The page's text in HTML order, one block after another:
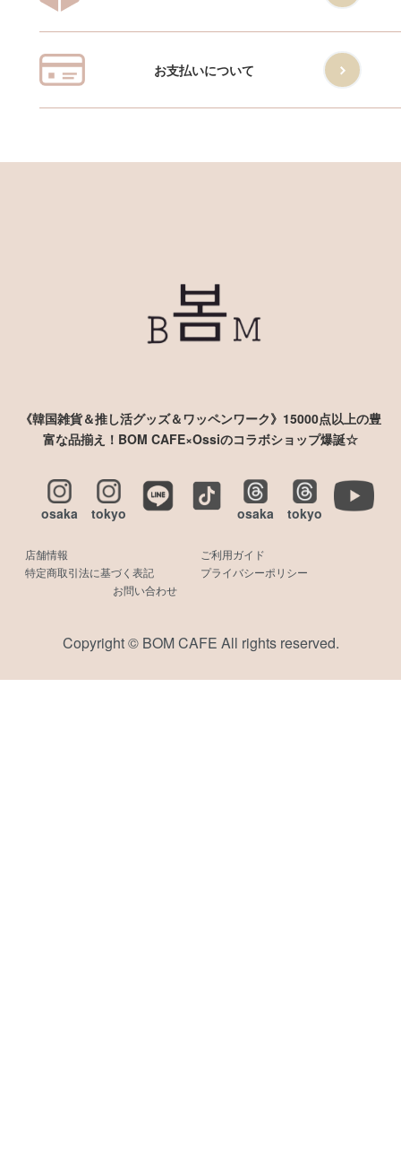
お支払いについて
《韓国雑貨＆推し活グッズ＆ワッペンワーク》15000点以上の豊
富な品揃え！BOM CAFE×Ossiのコラボショップ爆誕☆
osaka tokyo osaka tokyo
店舗情報
ご利用ガイド
特定商取引法に基づく表記
プライバシーポリシー
お問い合わせ
Copyright © BOM CAFE All rights reserved.